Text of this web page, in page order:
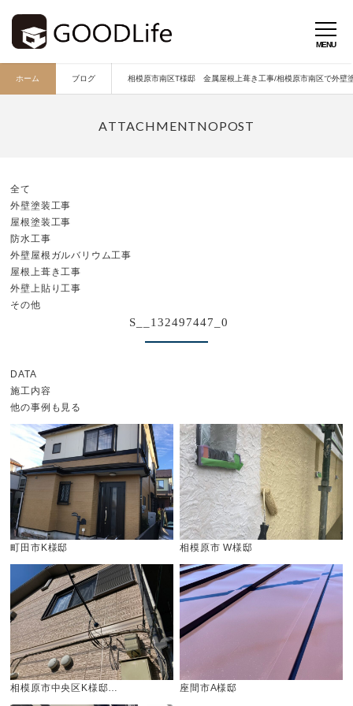
ホーム ブログ 相模原市南区T様邸 金属屋根上葺き工事/相模原市南区で外壁
全て
外壁塗装工事
屋根塗装工事
防水工事
外壁屋根ガルバリウム工事
屋根上葺き工事
外壁上貼り工事
その他
S__132497447_0
DATA
施工内容
他の事例も見る
町田市K様邸 相模原市 W様邸
相模原市中央区K様邸… 座間市A様邸